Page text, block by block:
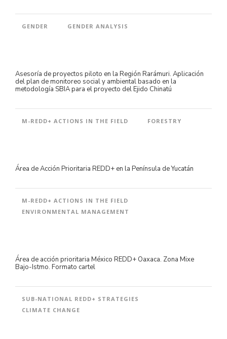
GENDER GENDER ANALYSIS
Asesoría de proyectos piloto en la Región Rarámuri. Aplicación
del plan de monitoreo social y ambiental basado en la
metodología SBIA para el proyecto del Ejido Chinatú
M-REDD+ ACTIONS IN THE FIELD FORESTRY
Área de Acción Prioritaria REDD+ en la Península de Yucatán
M-REDD+ ACTIONS IN THE FIELD
ENVIRONMENTAL MANAGEMENT
Área de acción prioritaria México REDD+ Oaxaca. Zona Mixe
Bajo-Istmo. Formato cartel
SUB-NATIONAL REDD+ STRATEGIES
CLIMATE CHANGE